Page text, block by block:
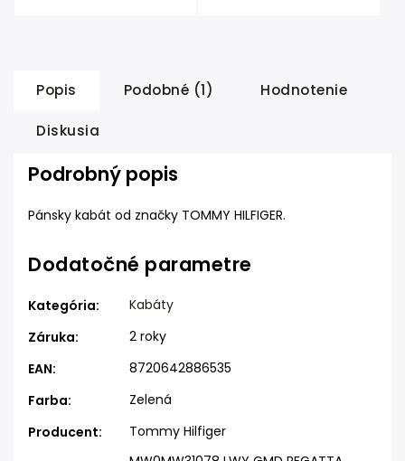
Popis Podobné (1) Hodnotenie
Diskusia
Podrobný popis
Pánsky kabát od značky TOMMY HILFIGER.
Dodatočné parametre
Kategória:
Kabáty
Záruka:
2 roky
EAN:
8720642886535
Farba:
Zelená
Producent: Tommy Hilfiger